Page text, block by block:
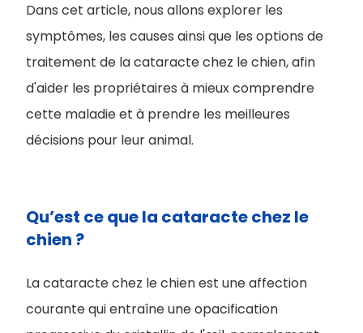
Dans cet article, nous allons explorer les
symptômes, les causes ainsi que les options de
traitement de la cataracte chez le chien, afin
d'aider les propriétaires à mieux comprendre
cette maladie et à prendre les meilleures
décisions pour leur animal.
Qu’est ce que la cataracte chez le
chien ?
La cataracte chez le chien est une affection
courante qui entraîne une opacification